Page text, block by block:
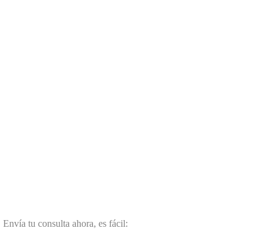
Envía tu consulta ahora, es fácil: